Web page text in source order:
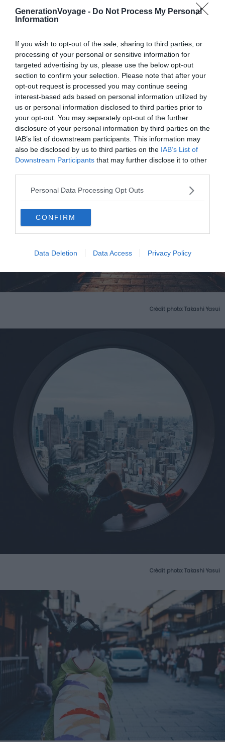
GenerationVoyage - Do Not Process My Personal
Information
If you wish to opt-out of the sale, sharing to third parties, or
processing of your personal or sensitive information for
targeted advertising by us, please use the below opt-out
section to confirm your selection. Please note that after your
opt-out request is processed you may continue seeing
interest-based ads based on personal information utilized by
us or personal information disclosed to third parties prior to
your opt-out. You may separately opt-out of the further
disclosure of your personal information by third parties on the
IAB’s list of downstream participants. This information may
also be disclosed by us to third parties on the IAB’s List of
Downstream Participants that may further disclose it to other
Personal Data Processing Opt Outs
CONFIRM
Data Deletion Data Access Privacy Policy
Crédit photo:Takashi Yasui
Crédit photo: Takashi Yasui
Crédit photo: Takashi Yasui